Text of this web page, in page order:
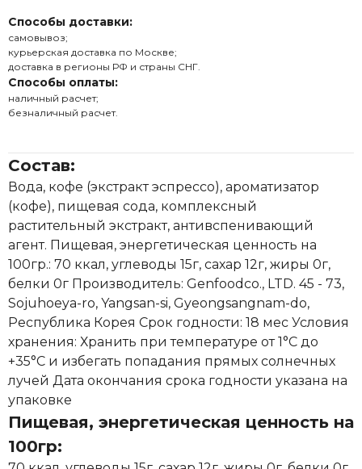
Способы доставки:
самовывоз;
курьерская доставка по Москве;
доставка в регионы РФ и страны СНГ.
Способы оплаты:
наличный расчет;
безналичный расчет.
Состав:
Вода, кофе (экстракт эспрессо), ароматизатор
(кофе), пищевая сода, комплексный
растительный экстракт, антивспенивающий
агент. Пищевая, энергетическая ценность на
100гр.: 70 ккал, углеводы 15г, сахар 12г, жиры 0г,
белки 0г Производитель: Genfoodco., LTD. 45 - 73,
Sojuhoeya-ro, Yangsan-si, Gyeongsangnam-do,
Республика Корея Срок годности: 18 мес Условия
хранения: Хранить при температуре от 1°С до
+35°С и избегать попадания прямых солнечных
лучей Дата окончания срока годности указана на
упаковке
Пищевая, энергетическая ценность на
100гр: